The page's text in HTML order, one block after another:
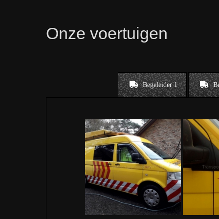
Onze voertuigen
Begeleider 1